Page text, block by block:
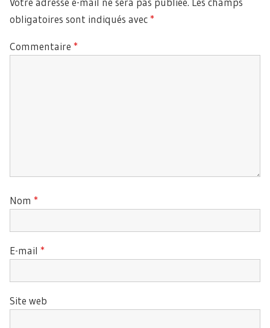
obligatoires sont indiqués avec*
Commentaire *
Nom *
E-mail *
Site web